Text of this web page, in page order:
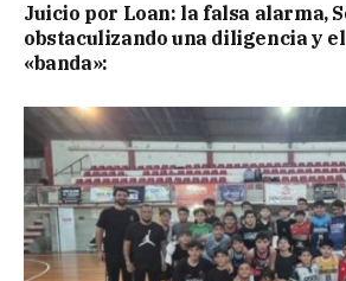
Juicio por Loan: la falsa alarma,
obstaculizando una diligencia y
«banda»: